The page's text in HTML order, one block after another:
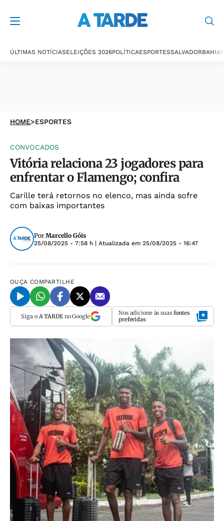
ÚLTIMAS NOTÍCIASELEIÇÕES 2026POLÍTICAESPORTESSALVADORBAHIA
HOME>ESPORTES
CONVOCADOS
Vitória relaciona 23 jogadores para
enfrentar o Flamengo; confira
Carille terá retornos no elenco, mas ainda sofre
com baixas importantes
Por Marcello Góis
25/08/2025 - 7:58 h | Atualizada em 25/08/2025 - 16:47
OUÇA COMPARTILHE
Siga o A TARDEno Google Nos adicione às suas fontes
preferidas